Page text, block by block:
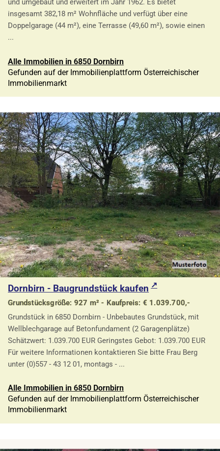
und umgebaut und erweitert im Jahr 1962. Es bietet
insgesamt 382,18 m² Wohnfläche und verfügt über eine
Doppelgarage (44 m²), eine Terrasse (49,60 m²), sowie einen
...
Alle Immobilien in 6850 Dornbirn
Gefunden auf der Immobilienplattform Österreichischer
Immobilienmarkt
Dornbirn - Baugrundstück kaufen
Grundstücksgröße: 927 m² - Kaufpreis: € 1.039.700,-
Grundstück in 6850 Dornbirn - Unbebautes Grundstück, mit
Wellblechgarage auf Betonfundament (2 Garagenplätze)
Schätzwert: 1.039.700 EUR Geringstes Gebot: 1.039.700 EUR
Für weitere Informationen kontaktieren Sie bitte Frau Berg
unter (0)557 - 43 12 01, montags - ...
Alle Immobilien in 6850 Dornbirn
Gefunden auf der Immobilienplattform Österreichischer
Immobilienmarkt